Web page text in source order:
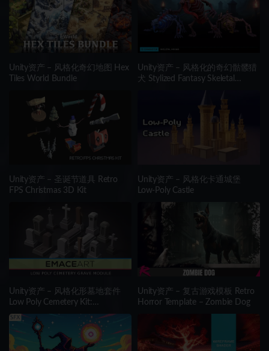
Unity资产 – 风格化奇幻地图 Hex
Tiles World Bundle
Unity资产 – 风格化的奇幻骷髅猎
犬 Stylized Fantasy Skeletal
Unity资产 – 圣诞节道具 Retro
FPS Christmas 3D Kit
Unity资产 – 风格化卡通城堡
Low-Poly Castle
Unity资产 – 风格化形墓地套件
Low Poly Cemetery Kit:
NecroPOLY – Graves Module
Unity资产 – 复古游戏模板 Retro
Horror Template – Zombie Dog